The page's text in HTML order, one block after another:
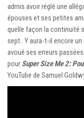
admis avoir réglé une
épouses et ses petites
quelle façon la continuité
sept.. Y aura-t-il encore
avoué ses erreurs
pour Super Size Me 2:
YouTube de Samuel